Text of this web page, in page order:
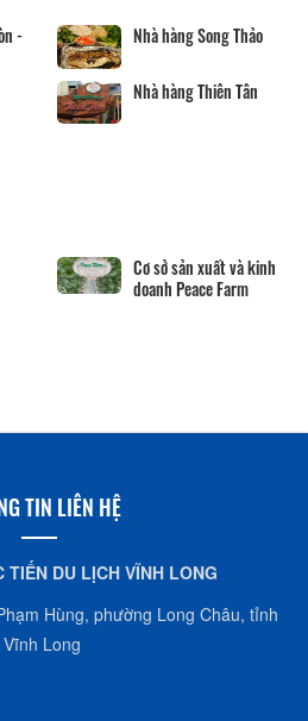
-
Nhà hàng Song Thảo
Nhà hàng Thiên Tân
Cơ sở sản xuất và kinh
doanh Peace Farm
TIN LIÊN HỆ
TIẾN DU LỊCH VĨNH LONG
Hùng, phường Long Châu, tỉnh
Vĩnh Long